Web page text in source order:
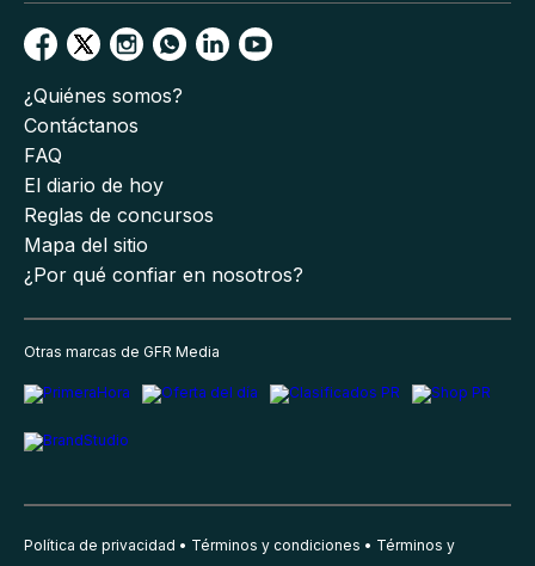
¿Quiénes somos?
Contáctanos
FAQ
El diario de hoy
Reglas de concursos
Mapa del sitio
¿Por qué confiar en nosotros?
Otras marcas de GFR Media
Política de privacidad Términos y condiciones Términos y